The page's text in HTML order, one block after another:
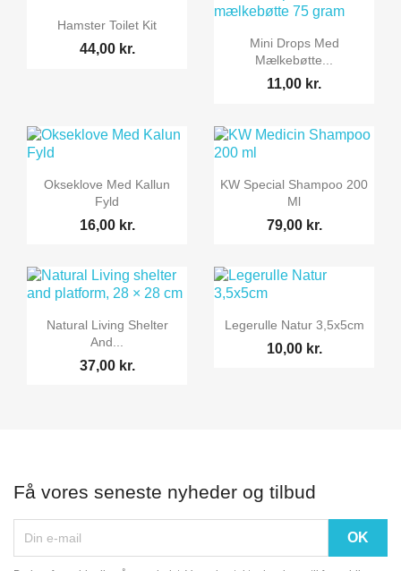
Vis her
Hamster Toilet Kit
44,00 kr. Vis her
Mini Drops Med
Mælkebøtte...
11,00 kr.
Vis her
Okseklove Med Kallun
Fyld
16,00 kr.
Vis her
KW Special Shampoo 200
Ml
79,00 kr.
Vis her
Natural Living Shelter
And...
37,00 kr.
 Vis her
Legerulle Natur 3,5x5cm
10,00 kr.
Få vores seneste nyheder og tilbud